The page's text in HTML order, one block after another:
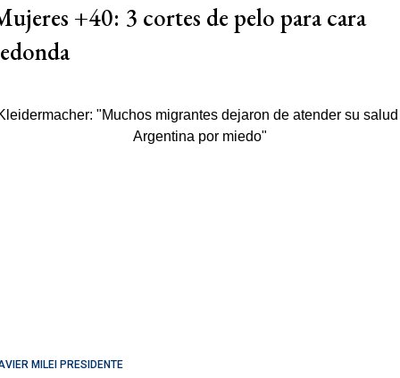
+40: 3 cortes de pelo para cara
MILEI PRESIDENTE